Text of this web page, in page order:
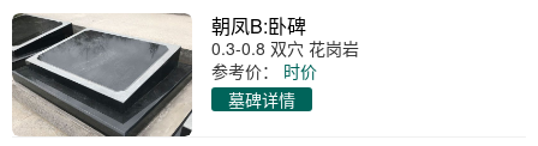
朝凤B:卧碑
0.3-0.8 双穴 花岗岩
参考价：
时价
墓碑详情